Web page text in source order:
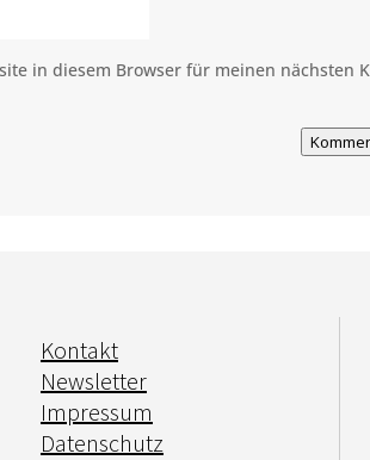
in diesem Browser für meinen nächsten
Kontakt
Newsletter
Impressum
Datenschutz